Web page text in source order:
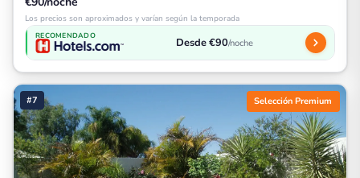
Los precios son aproximados y varían según la temporada
RECOMENDADO Desde €90/noche
#7 Selección Premium